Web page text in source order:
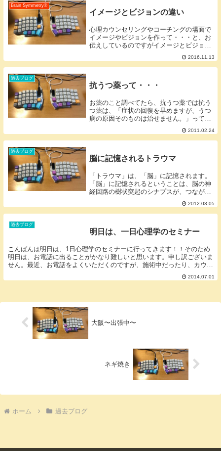
Brain Symmetry®️
イメージとビジョンの違い
心理カウンセリングやコーチングの場面で
イメージやビジョンを作って・・・と、お
伝えしているのですがイメージとビジョン
は似ている言葉ですが内容が全然ちがいま
す。ビジョンではなくイメージだと効果が
10分の1以下になってしまいます。一体ど
2016.11.13
過去ブログ
抗うつ薬って・・・
お薬のこと調べてたら、抗うつ薬では抗う
つ薬は、「症状の回復を早めますが、うつ
病の原因そのものは治せません。」ってこ
とは、完全に治すのは難しいってこ
と・・・やっぱり、お薬だけでは限界があ
るんですね。私の仕事は、本当に必要な仕
2011.02.24
過去ブログ
脳に記憶されるトラウマ
「トラウマ」は、「脳」に記憶されます。
「脳」に記憶されるということは、脳の神
経回路の樹状突起のシナプスが、つながっ
て記憶となるのですが・・・難しい話は、
止めてあなたが、怪我・転倒・衝撃的な出
来事に遭遇したとき「脳にトラウマが記憶
2012.03.05
過去ブログ
明日は、一日心理学のセミナー
こんばんは明日は、1日心理学のセミナーに行ってきます！！そのため
明日は、お電話に出ることがかなり難しいと思います。申し訳ございま
せん。最近、お電話をよくいただくのですが、施術中だったり、カウン
2014.07.01
大阪〜出張中〜
ネギ焼き
ホーム 過去ブログ